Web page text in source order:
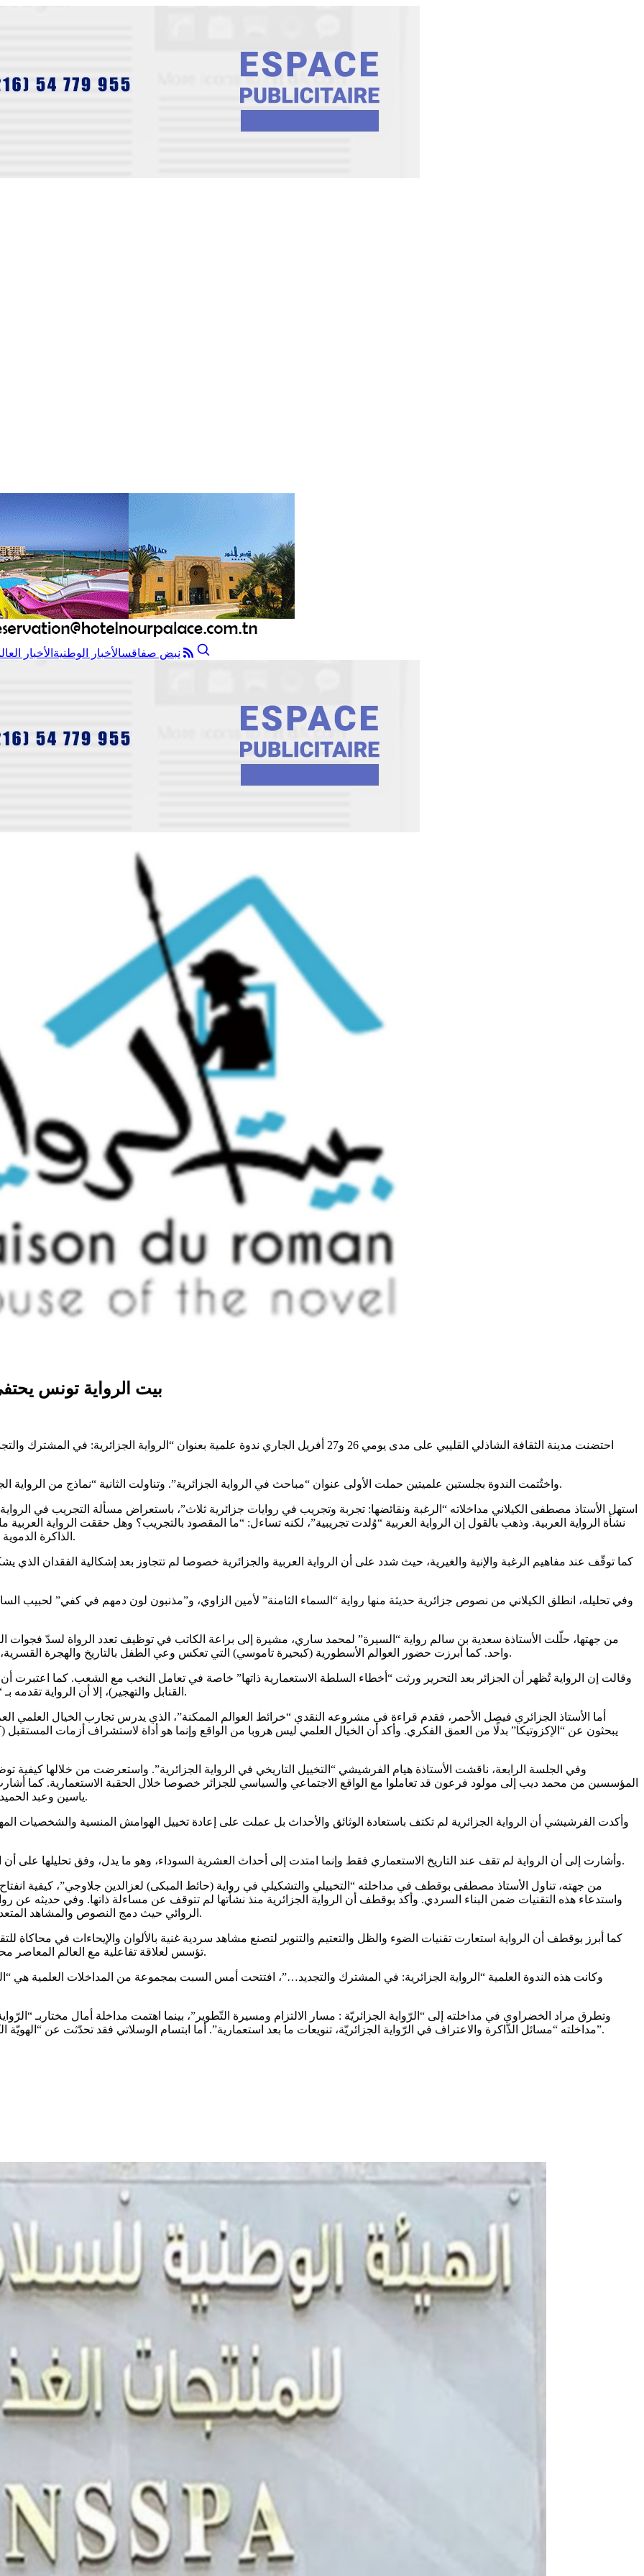
نبض صفاقسالأخبار الوطنية الأخبار
بيت الرواية تونس
احتضنت مدينة الثقافة الشاذلي القليبي على مدى يومي 26 و27 أفريل الجاري ندوة علمية بعنوان
واختُتمت الندوة بجلستين علميتين حملت الأولى عنوان “مباحث في الرواية الجزائرية”. وتناولت الثانية “نماذج من الرواية الجزائرية”، حيث تمّت مقاربة نصوص روائية عبر مداخلات تحليلية ونقدية.
استهل الأستاذ مصطفى الكيلاني مداخلاته “الرغبة ونقائضها: تجربة وتجريب في روايات جزائرية ثلاث”، باستعراض مسألة التجريب في
نشأة الرواية العربية. وذهب بالقول إن الرواية العربية “وُلدت تجريبية”، لكنه تساءل: “ما المقصود بالتجريب؟ وهل حققت الرواية العربية ما
الذاكرة الدموية كالعشرية السوداء، مما يجعلها حبيسة الحوار اللاواعي بين الشخصيات.
كما توقّف عند مفاهيم الرغبة والإنية والغيرية، حيث شدد على أن الرواية العربية والجزائرية خصوصا لم تتجاوز بعد إشكالية الفقدان
وفي تحليله، انطلق الكيلاني من نصوص جزائرية حديثة منها رواية “السماء الثامنة” لأمين الزاوي، و”مذنبون لون دمهم في كفي” لحبيب
من جهتها، حلّلت الأستاذة سعدية بن سالم رواية “السيرة” لمحمد ساري، مشيرة إلى براعة الكاتب في توظيف تعدد الرواة لسدّ فجوات
واحد. كما أبرزت حضور العوالم الأسطورية (كبحيرة تاموسي) التي تعكس وعي الطفل بالتاريخ والهجرة القسرية، مؤكدة أن الرواية تقدم نقدا خفيا لمرحلة ما بعد الاستقلال دون انفعال.
وقالت إن الرواية تُظهر أن الجزائر بعد التحرير ورثت “أخطاء السلطة الاستعمارية ذاتها” خاصة في تعامل النخب مع الشعب. كما
القنابل والتهجير)، إلا أن الرواية تقدمه بـ “لغة هادئة” كأنها تشير إلى استيعاب الجزائريين للألم كجزء من هويتهم.
أما الأستاذ الجزائري فيصل الأحمر، فقدم قراءة في مشروعه النقدي “خرائط العوالم الممكنة”، الذي يدرس تجارب الخيال العلمي
يبحثون عن “الإكزوتيكا” بدلًا من العمق الفكري. وأكد أن الخيال العلمي ليس هروبا من الواقع وإنما هو أداة لاستشراف أزمات المستقبل
وفي الجلسة الرابعة، ناقشت الأستاذة هيام الفرشيشي “التخييل التاريخي في الرواية الجزائرية”. واستعرضت من خلالها كيفية
المؤسسين من محمد ديب إلى مولود فرعون قد تعاملوا مع الواقع الاجتماعي والسياسي للجزائر خصوصا خلال الحقبة الاستعمارية. كما
ياسين وعبد الحميد بن هدوقة والطاهر وطار وصولا إلى أحلام مستغانمي ووسيني الأعرج.
وأكدت الفرشيشي أن الرواية الجزائرية لم تكتف باستعادة الوثائق والأحداث بل عملت على إعادة تخييل الهوامش المنسية والشخصيات
وأشارت إلى أن الرواية لم تقف عند التاريخ الاستعماري فقط وإنما امتدت إلى أحداث العشرية السوداء، وهو ما يدل، وفق تحليلها على أن الرواية الجزائرية تواصل ربط الحاضر بالماضي لتعبّر عن جراح متجددة.
من جهته، تناول الأستاذ مصطفى بوقطف في مداخلته “التخييلي والتشكيلي في رواية (حائط المبكى) لعزالدين جلاوجي”، كيفية
واستدعاء هذه التقنيات ضمن البناء السردي. وأكد بوقطف أن الرواية الجزائرية منذ نشأتها لم تتوقف عن مساءلة ذاتها. وفي حديثه عن
الروائي حيث دمج النصوص والمشاهد المتعددة (الصحفية والسينمائية والتشكيلية…) لبناء نص سردي متعدد الأبعاد.
كما أبرز بوقطف أن الرواية استعارت تقنيات الضوء والظل والتعتيم والتنوير لتصنع مشاهد سردية غنية بالألوان والإيحاءات في محاكاة
تؤسس لعلاقة تفاعلية مع العالم المعاصر محافظة على جذورها الواقعية في الوقت الذي تطور فيه أدواتها السردية.
وتطرق مراد الخضراوي في مداخلته إلى “الرّواية الجزائريّة : مسار الالتزام ومسيرة التّطوير”، بينما اهتمت مداخلة أمال مختاربـ
مداخلته “مسائل الذّاكرة والاعتراف في الرّواية الجزائريّة، تنويعات ما بعد استعمارية”. أما ابتسام الوسلاتي فقد تحدّثت عن “الهويّة النّسوية والوصم الاجتماعيّ: حضور المرأة في الرّوايّة النّسوية الجزائريّة”.